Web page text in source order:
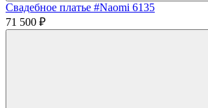
Свадебное платье #Naomi 6135
71 500 ₽